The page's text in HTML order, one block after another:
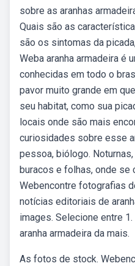
sobre as aranhas
Quais são as
são os sintomas da
Weba aranha armadeira é
conhecidas em todo o
pavor muito grande em
seu habitat, como sua
locais onde são mais
curiosidades sobre esse
pessoa, biólogo.
buracos e folhas, onde se
Webencontre fotografias
notícias editoriais de
images. Selecione entre
aranha armadeira da mais.
As fotos de stock.